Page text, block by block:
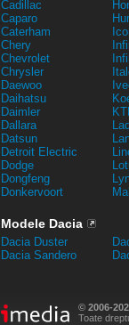
Cadillac
Caparo
Caterham
Chery
Chevrolet
Chrysler
Daewoo
Daihatsu
Daimler
Dallara
Datsun
Detroit Electric
Dodge
Dongfeng
Donkervoort
Modele Dacia
Dacia Duster
Dacia Sandero
© 2006-
Toate